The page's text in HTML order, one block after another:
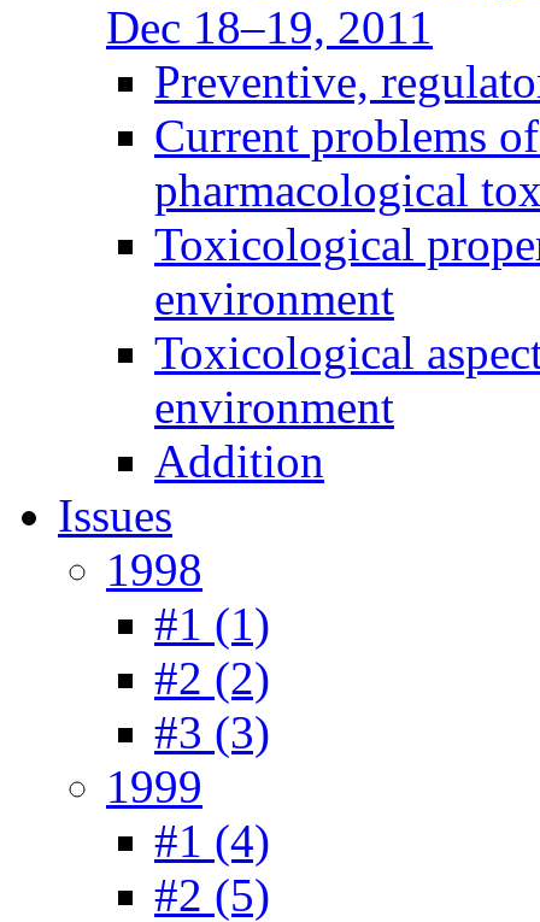
Dec 18–19, 2011
Preventive,
Current problems
pharmacological
Toxicological
environment
Toxicological
environment
Addition
Issues
1998
#1 (1)
#2 (2)
#3 (3)
1999
#1 (4)
#2 (5)